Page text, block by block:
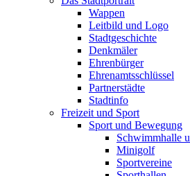
Wappen
Leitbild und Logo
Stadtgeschichte
Denkmäler
Ehrenbürger
Ehrenamtsschlüssel
Partnerstädte
Stadtinfo
Freizeit und Sport
Sport und Bewegung
Schwimmhalle
Minigolf
Sportvereine